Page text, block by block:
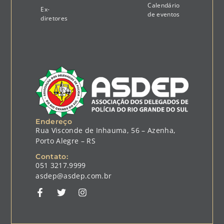
Endereço
Rua Visconde de Inhauma, 56 – Azenha,
Porto Alegre – RS
Contato:
051 3217.9999
asdep@asdep.com.br
Ex-
diretores
Calendário
de eventos